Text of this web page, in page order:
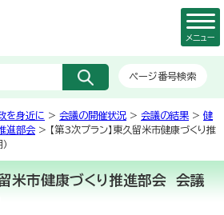
ページ番号検索
メニュー
を身近に > 会議の開催状況 > 会議の結果 > 健
進部会 > 【第3次プラン】東久留米市健康づくり推
留米市健康づくり推進部会 会議